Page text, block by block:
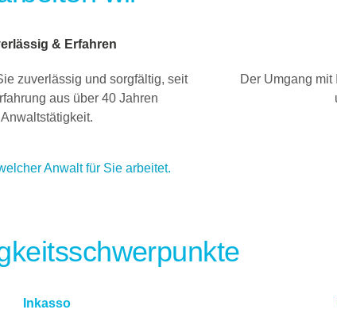
& Erfahren
zuverlässig und sorgfältig, seit
aus über 40 Jahren
Anwaltstätigkeit.
Der Umgang mit
Anwalt für Sie arbeitet.
Inkasso